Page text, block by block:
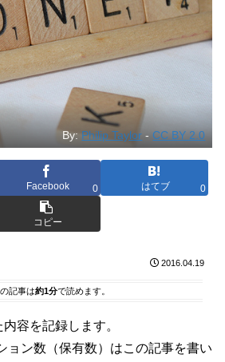
By: Philip Taylor -CC BY 2.0
Facebook 0 はてブ 0
コピー
2016.04.19
記事は約1分で読めます。
容を記録します。
ョン数（保有数）はこの記事を書い